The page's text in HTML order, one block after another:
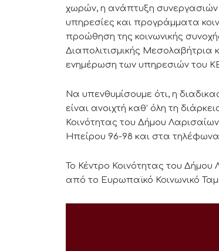
χωρών, η ανάπτυξη
υπηρεσίες και προγράμματα
προώθηση της κοινωνικής
Διαπολιτισμικής Μεσολαβήτρια
ενημέρωση των υπηρεσιών του
Να υπενθυμίσουμε ότι, η
είναι ανοιχτή καθ’ όλη τη
Κοινότητας του Δήμου
Ηπείρου 96-98 και στα τηλέφωνα:
Το Κέντρο Κοινότητας του
από το Ευρωπαϊκό Κοινωνικό